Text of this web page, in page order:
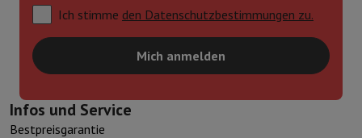
Ich stimme den Datenschutzbestimmungen zu.
Mich anmelden
Infos und Service
Bestpreisgarantie